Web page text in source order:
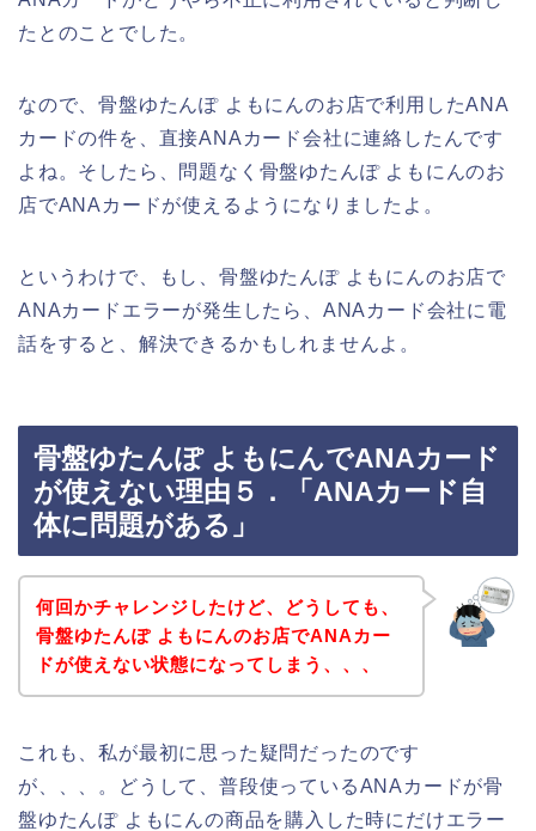
たとのことでした。
なので、骨盤ゆたんぽ よもにんのお店で利用したANA
カードの件を、直接ANAカード会社に連絡したんです
よね。そしたら、問題なく骨盤ゆたんぽ よもにんのお
店でANAカードが使えるようになりましたよ。
というわけで、もし、骨盤ゆたんぽ よもにんのお店で
ANAカードエラーが発生したら、ANAカード会社に電
話をすると、解決できるかもしれませんよ。
骨盤ゆたんぽ よもにんでANAカード
が使えない理由５．「ANAカード自
体に問題がある」
何回かチャレンジしたけど、どうしても、
骨盤ゆたんぽ よもにんのお店でANAカー
ドが使えない状態になってしまう、、、
これも、私が最初に思った疑問だったのです
が、、、。どうして、普段使っているANAカードが骨
盤ゆたんぽ よもにんの商品を購入した時にだけエラー